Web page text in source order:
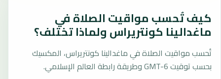
كيف تُحسب مواقيت الصلاة في
ماغدالينا كونتريراس ولماذا تختلف؟
تُحسب مواقيت الصلاة في ماغدالينا كونتريراس، المكسيك
بحسب توقيت GMT-6 وطريقة رابطة العالم الإسلامي.